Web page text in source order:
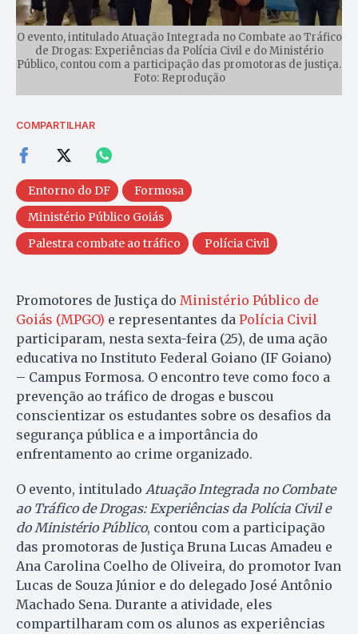
O evento, intitulado Atuação Integrada no Combate ao Tráfico
de Drogas: Experiências da Polícia Civil e do Ministério
Público, contou com a participação das promotoras de justiça.
Foto: Reprodução
COMPARTILHAR
Entorno do DF
Formosa
Ministério Público Goiás
Palestra combate ao tráfico
Polícia Civil
Promotores de Justiça do Ministério Público de
Goiás (MPGO) e representantes da Polícia Civil
participaram, nesta sexta-feira (25), de uma ação
educativa no Instituto Federal Goiano (IF Goiano)
– Campus Formosa. O encontro teve como foco a
prevenção ao tráfico de drogas e buscou
conscientizar os estudantes sobre os desafios da
segurança pública e a importância do
enfrentamento ao crime organizado.
O evento, intitulado Atuação Integrada no Combate
ao Tráfico de Drogas: Experiências da Polícia Civil e
do Ministério Público, contou com a participação
das promotoras de Justiça Bruna Lucas Amadeu e
Ana Carolina Coelho de Oliveira, do promotor Ivan
Lucas de Souza Júnior e do delegado José Antônio
Machado Sena. Durante a atividade, eles
compartilharam com os alunos as experiências